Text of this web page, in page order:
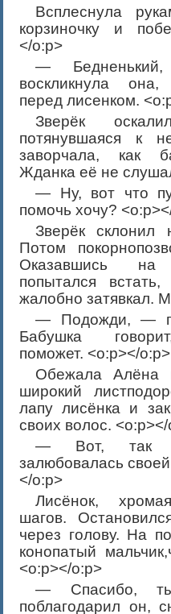
Всплеснула
корзиночку и
</o:p>
—
воскликнула
перед лисенком.
Зверёк
потянувшаяся к
заворчала, как
Жданка её не
— Ну, вот что
помочь хочу?
Зверёк склонил
Потом
Оказавшись на
попытался
жалобно затявкал.
— Подожди, —
Бабушка
поможет. <o:p></o:p>
Обежала Алёна
широкий
лапу лисёнка и
своих волос.
— Вот, так
залюбовалась
</o:p>
Лисёнок,
шагов.
через голову. На
конопатый
<o:p></o:p>
— Спасибо,
поблагодарил он,